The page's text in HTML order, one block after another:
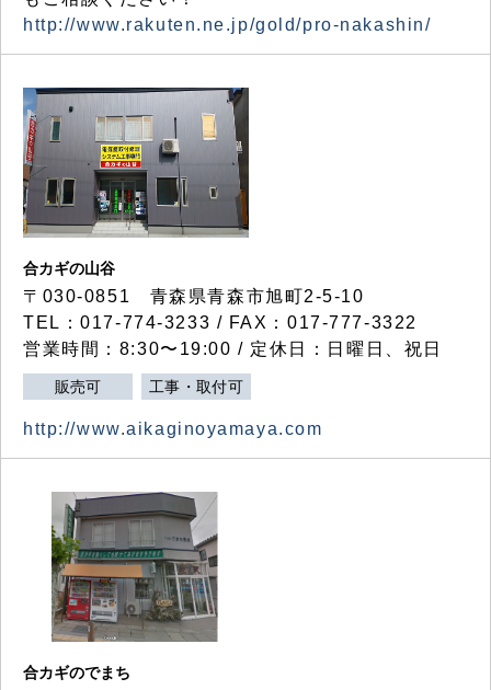
http://www.rakuten.ne.jp/gold/pro-nakashin/
合カギの山谷
〒030-0851 青森県青森市旭町2-5-10
TEL：017-774-3233 / FAX：017-777-3322
営業時間：8:30〜19:00 / 定休日：日曜日、祝日
販売可 工事・取付可
http://www.aikaginoyamaya.com
合カギのでまち